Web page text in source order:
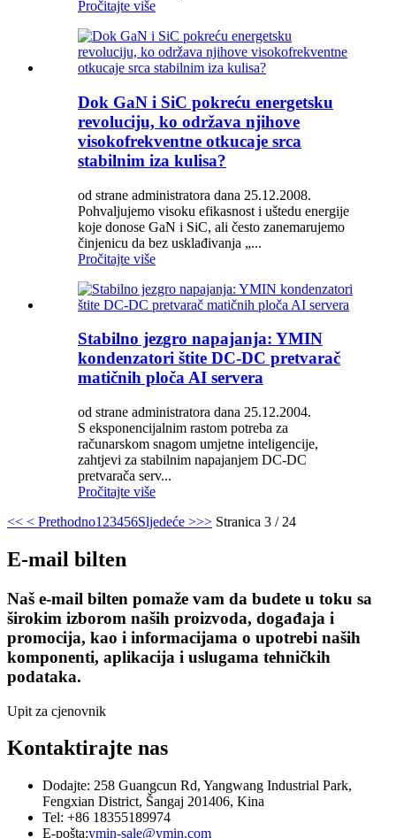
Pročitajte više
Dok GaN i SiC pokreću energetsku
revoluciju, ko održava njihove
visokofrekventne otkucaje srca
stabilnim iza kulisa?
od strane administratora dana 25.12.2008.
Pohvaljujemo visoku efikasnost i uštedu energije
koje donose GaN i SiC, ali često zanemarujemo
činjenicu da bez usklađivanja „...
Pročitajte više
Stabilno jezgro napajanja: YMIN
kondenzatori štite DC-DC pretvarač
matičnih ploča AI servera
od strane administratora dana 25.12.2004.
S eksponencijalnim rastom potreba za
računarskom snagom umjetne inteligencije,
zahtjevi za stabilnim napajanjem DC-DC
pretvarača serv...
Pročitajte više
<< < Prethodno1 23456Sljedeće >>> Stranica 3 / 24
E-mail bilten
Naš e-mail bilten pomaže vam da budete u toku sa
širokim izborom naših proizvoda, događaja i
promocija, kao i informacijama o upotrebi naših
komponenti, aplikacija i uslugama tehničkih
podataka.
Upit za cjenovnik
Kontaktirajte nas
Dodajte: 258 Guangcun Rd, Yangwang Industrial Park,
Fengxian District, Šangaj 201406, Kina
Tel: +86 18355189974
E-pošta:ymin-sale@ymin.com